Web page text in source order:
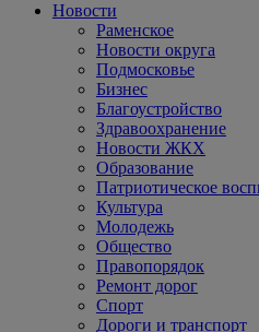
Новости
Раменское
Новости округа
Подмосковье
Бизнес
Благоустройство
Здравоохранение
Новости ЖКХ
Образование
Патриотическое
Культура
Молодежь
Общество
Правопорядок
Ремонт дорог
Спорт
Дороги и транспорт